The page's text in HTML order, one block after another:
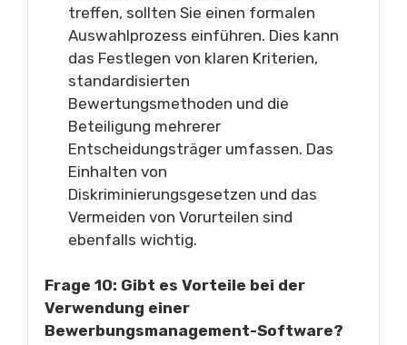
treffen, sollten Sie einen formalen
Auswahlprozess einführen. Dies kann
das Festlegen von klaren Kriterien,
standardisierten
Bewertungsmethoden und die
Beteiligung mehrerer
Entscheidungsträger umfassen. Das
Einhalten von
Diskriminierungsgesetzen und das
Vermeiden von Vorurteilen sind
ebenfalls wichtig.
Frage 10: Gibt es Vorteile bei der
Verwendung einer
Bewerbungsmanagement-Software?